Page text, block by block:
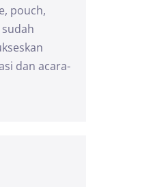
pouch,
dan acara-